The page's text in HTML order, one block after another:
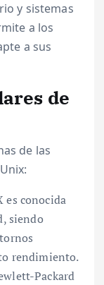
y sistemas
a los
a sus
de
de las
es conocida
siendo
rendimiento.
Packard